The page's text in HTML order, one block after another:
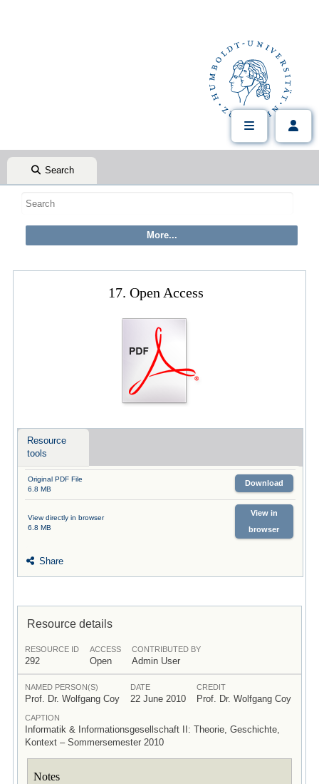
Search
17. Open Access
Resource
tools
Original PDF File
6.8 MB
Download
View directly in browser
6.8 MB
View in
browser
Share
Resource details
RESOURCE ID
292
ACCESS
Open
CONTRIBUTED BY
Admin User
NAMED PERSON(S)
Prof. Dr. Wolfgang Coy
DATE
22 June 2010
CREDIT
Prof. Dr. Wolfgang Coy
CAPTION
Informatik & Informationsgesellschaft II: Theorie, Geschichte,
Kontext – Sommersemester 2010
Notes